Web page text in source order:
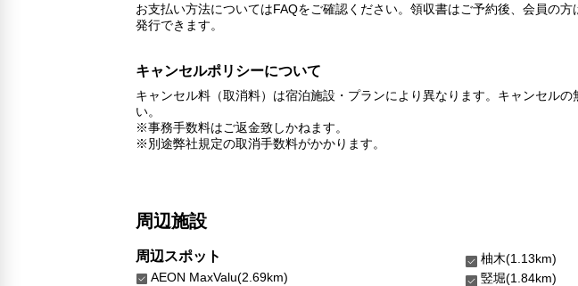
お支払い方法についてはFAQをご確認ください。領収書はご予約後、会員の
発行できます。
キャンセルポリシーについて
キャンセル料（取消料）は宿泊施設・プランにより異なります。キャンセル
い。
※事務手数料はご返金致しかねます。
※別途弊社規定の取消手数料がかかります。
周辺施設
周辺スポット
AEON MaxValu(2.69km)
柚木(1.13km)
竪堀(1.84km)